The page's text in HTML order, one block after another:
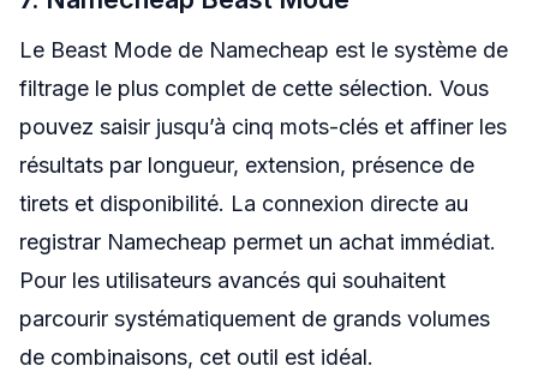
Le Beast Mode de Namecheap est le système de
filtrage le plus complet de cette sélection. Vous
pouvez saisir jusqu’à cinq mots-clés et affiner les
résultats par longueur, extension, présence de
tirets et disponibilité. La connexion directe au
registrar Namecheap permet un achat immédiat.
Pour les utilisateurs avancés qui souhaitent
parcourir systématiquement de grands volumes
de combinaisons, cet outil est idéal.